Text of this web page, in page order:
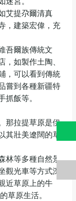
艾提尕爾清真
，建築宏偉，充
吾爾族傳統文
如製作土陶、
，可以看到傳統
嘗到各種新疆特
飯等。
那拉提草原是伊
其壯美遼闊的草
林等多種自然景
觀光車等方式深
近草原上的牛
草原生活。